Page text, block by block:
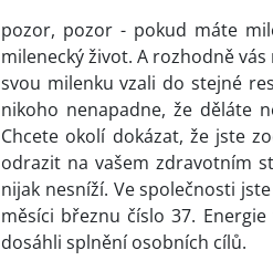
pozor, pozor - pokud máte
milenecký život. A rozhodně
svou milenku vzali do stejné
nikoho nenapadne, že děláte
Chcete okolí dokázat, že jste
odrazit na vašem zdravotním
nijak nesníží. Ve společnosti
měsíci březnu číslo 37.
dosáhli splnění osobních cílů.